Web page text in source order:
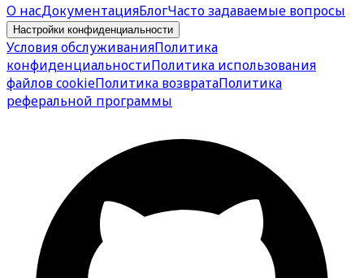
О насДокументацияБлогЧасто задаваемые вопросы
Настройки конфиденциальности
Условия обслуживанияПолитика
конфиденциальностиПолитика использования
файлов cookieПолитика возвратаПолитика
реферальной программы